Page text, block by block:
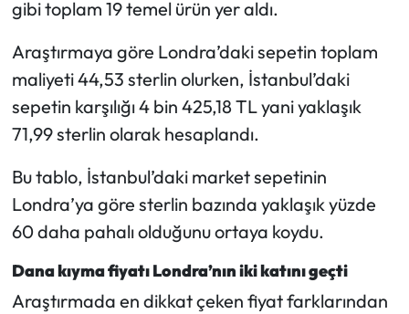
gibi toplam 19 temel ürün yer aldı.
Araştırmaya göre Londra’daki sepetin toplam
maliyeti 44,53 sterlin olurken, İstanbul’daki
sepetin karşılığı 4 bin 425,18 TL yani yaklaşık
71,99 sterlin olarak hesaplandı.
Bu tablo, İstanbul’daki market sepetinin
Londra’ya göre sterlin bazında yaklaşık yüzde
60 daha pahalı olduğunu ortaya koydu.
Dana kıyma fiyatı Londra’nın iki katını geçti
Araştırmada en dikkat çeken fiyat farklarından